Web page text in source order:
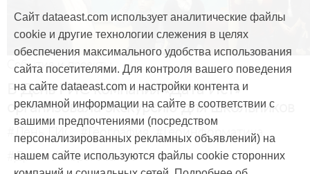
События и проекты
В День ГИС компания «Дата Ист»
организовала экскурсию для школьников
#День ГИС #География
#Геоинформатика
#Дети #Образование
Сайт dataeast.com использует аналитические файлы
cookie и другие технологии слежения в целях
обеспечения максимального удобства использования
сайта посетителями. Для контроля вашего поведения
на сайте dataeast.com и настройки контента и
рекламной информации на сайте в соответствии с
вашими предпочтениями (посредством
персонализированных рекламных объявлений) на
нашем сайте используются файлы cookie сторонних